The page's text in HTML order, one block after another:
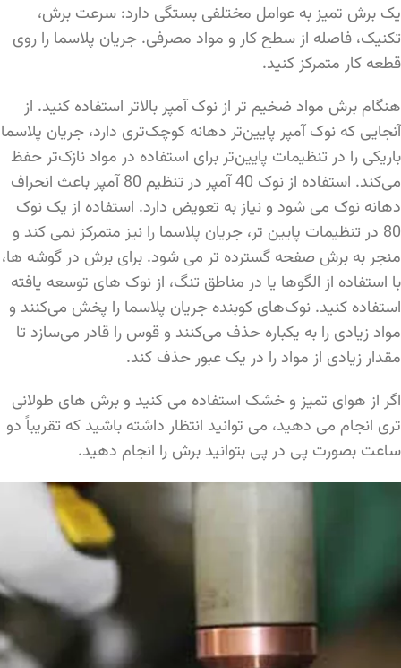
یک برش تمیز به عوامل مختلفی بستگی دارد: سرعت برش،
تکنیک، فاصله از سطح کار و مواد مصرفی. جریان پلاسما را روی
قطعه کار متمرکز کنید.
هنگام برش مواد ضخیم تر از نوک آمپر بالاتر استفاده کنید. از
آنجایی که نوک آمپر پایین‌تر دهانه کوچک‌تری دارد، جریان پلاسما
باریکی را در تنظیمات پایین‌تر برای استفاده در مواد نازک‌تر حفظ
می‌کند. استفاده از نوک 40 آمپر در تنظیم 80 آمپر باعث انحراف
دهانه نوک می شود و نیاز به تعویض دارد. استفاده از یک نوک
80 در تنظیمات پایین تر، جریان پلاسما را نیز متمرکز نمی کند و
منجر به برش صفحه گسترده تر می شود. برای برش در گوشه ها،
با استفاده از الگوها یا در مناطق تنگ، از نوک های توسعه یافته
استفاده کنید. نوک‌های کوبنده جریان پلاسما را پخش می‌کنند و
مواد زیادی را به یکباره حذف می‌کنند و قوس را قادر می‌سازد تا
مقدار زیادی از مواد را در یک عبور حذف کند.
اگر از هوای تمیز و خشک استفاده می کنید و برش های طولانی
تری انجام می دهید، می توانید انتظار داشته باشید که تقریباً دو
ساعت بصورت پی در پی بتوانید برش را انجام دهید.